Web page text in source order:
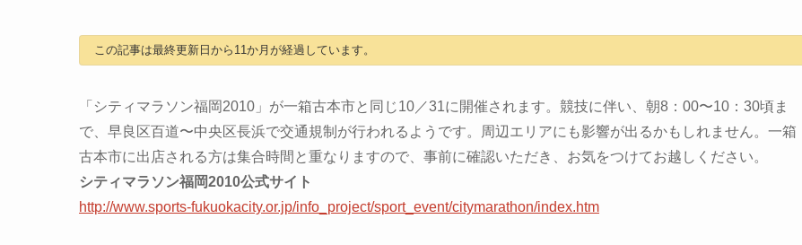
この記事は最終更新日から11か月が経過しています。
「シティマラソン福岡2010」が一箱古本市と同じ10／31に開催されます。競技に伴い、朝8：00〜10：30頃ま
で、早良区百道〜中央区長浜で交通規制が行われるようです。周辺エリアにも影響が出るかもしれません。一箱
古本市に出店される方は集合時間と重なりますので、事前に確認いただき、お気をつけてお越しください。
シティマラソン福岡2010公式サイト
http://www.sports-fukuokacity.or.jp/info_project/sport_event/citymarathon/index.htm